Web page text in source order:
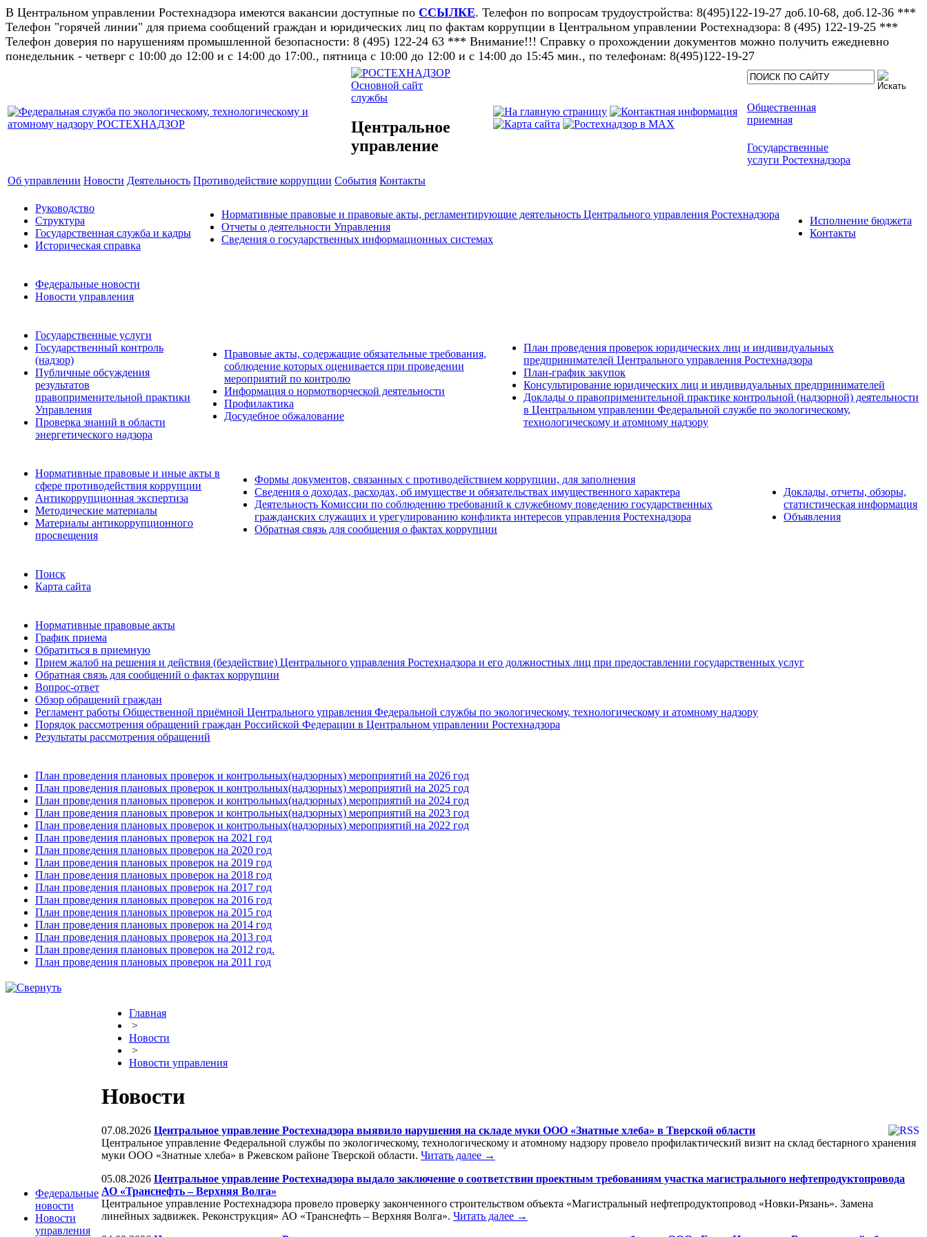
В Центральном управлении Ростехнадзора имеются вакансии доступные по ССЫЛКЕ. Телефон по вопросам трудоустройства: 8(495)122-19-27 доб.10-68, доб.12-36 ***
Телефон "горячей линии" для приема сообщений граждан и юридических лиц по фактам коррупции в Центральном управлении Ростехнадзора: 8 (495) 122-19-25 ***
Телефон доверия по нарушениям промышленной безопасности: 8 (495) 122-24 63 *** Внимание!!! Справку о прохождении документов можно получить ежедневно
понедельник - четверг с 10:00 до 12:00 и с 14:00 до 17:00., пятница с 10:00 до 12:00 и с 14:00 до 15:45 мин., по телефонам: 8(495)122-19-27​
Основной сайт
службы
Центральное
управление
Общественная
приемная
Государственные
услуги Ростехнадзора
Об управлении Новости Деятельность Противодействие коррупции События Контакты
Руководство
Структура
Государственная служба и кадры
Историческая справка
Нормативные правовые и правовые акты, регламентирующие деятельность Центрального управления Ростехнадзора
Отчеты о деятельности Управления
Сведения о государственных информационных системах
Исполнение бюджета
Контакты
Федеральные новости
Новости управления
Государственные услуги
Государственный контроль
(надзор)
Публичные обсуждения
результатов
правоприменительной практики
Управления
Проверка знаний в области
энергетического надзора
Правовые акты, содержащие обязательные требования,
соблюдение которых оценивается при проведении
мероприятий по контролю
Информация о нормотворческой деятельности
Профилактика
Досудебное обжалование
План проведения проверок юридических лиц и индивидуальных
предпринимателей Центрального управления Ростехнадзора
План-график закупок
Консультирование юридических лиц и индивидуальных предпринимателей
Доклады о правоприменительной практике контрольной (надзорной) деятельности
в Центральном управлении Федеральной службе по экологическому,
технологическому и атомному надзору
Нормативные правовые и иные акты в
сфере противодействия коррупции
Антикоррупционная экспертиза
Методические материалы
Материалы антикоррупционного
просвещения
Формы документов, связанных с противодействием коррупции, для заполнения
Сведения о доходах, расходах, об имуществе и обязательствах имущественного характера
Деятельность Комиссии по соблюдению требований к служебному поведению государственных
гражданских служащих и урегулированию конфликта интересов управления Ростехнадзора
Обратная связь для сообщения о фактах коррупции
Доклады, отчеты, обзоры,
статистическая информация
Объявления
Поиск
Карта сайта
Нормативные правовые акты
График приема
Обратиться в приемную
Прием жалоб на решения и действия (бездействие) Центрального управления Ростехнадзора и его должностных лиц при предоставлении государственных услуг
Обратная связь для сообщений о фактах коррупции
Вопрос-ответ
Обзор обращений граждан
Регламент работы Общественной приёмной Центрального управления Федеральной службы по экологическому, технологическому и атомному надзору
Порядок рассмотрения обращений граждан Российской Федерации в Центральном управлении Ростехнадзора
Результаты рассмотрения обращений
План проведения плановых проверок и контрольных(надзорных) мероприятий на 2026 год
План проведения плановых проверок и контрольных(надзорных) мероприятий на 2025 год
План проведения плановых проверок и контрольных(надзорных) мероприятий на 2024 год
План проведения плановых проверок и контрольных(надзорных) мероприятий на 2023 год
План проведения плановых проверок и контрольных(надзорных) мероприятий на 2022 год
План проведения плановых проверок на 2021 год
План проведения плановых проверок на 2020 год
План проведения плановых проверок на 2019 год
План проведения плановых проверок на 2018 год
План проведения плановых проверок на 2017 год
План проведения плановых проверок на 2016 год
План проведения плановых проверок на 2015 год
План проведения плановых проверок на 2014 год
План проведения плановых проверок на 2013 год
План проведения плановых проверок на 2012 год.
План проведения плановых проверок на 2011 год
Федеральные
новости
Новости
управления
Главная
>
Новости
>
Новости управления
Новости
07.08.2026 Центральное управление Ростехнадзора выявило нарушения на складе муки ООО «Знатные хлеба» в Тверской области
Центральное управление Федеральной службы по экологическому, технологическому и атомному надзору провело профилактический визит на склад бестарного хранения
муки ООО «Знатные хлеба» в Ржевском районе Тверской области. Читать далее →
05.08.2026 Центральное управление Ростехнадзора выдало заключение о соответствии проектным требованиям участка магистрального нефтепродуктопровода
АО «Транснефть – Верхняя Волга»
Центральное управление Ростехнадзора провело проверку законченного строительством объекта «Магистральный нефтепродуктопровод «Новки-Рязань». Замена
линейных задвижек. Реконструкция» АО «Транснефть – Верхняя Волга». Читать далее →